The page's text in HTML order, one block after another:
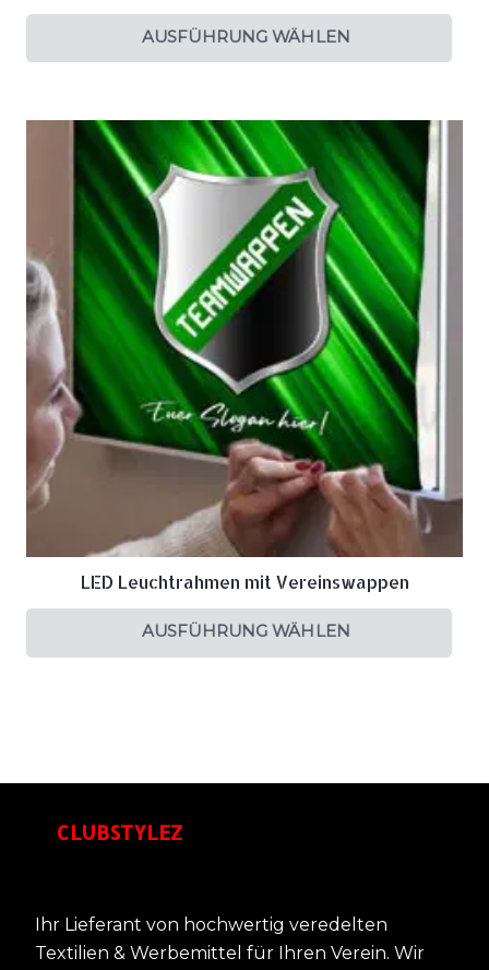
AUSFÜHRUNG WÄHLEN
LED Leuchtrahmen mit Vereinswappen
AUSFÜHRUNG WÄHLEN
CLUBSTYLEZ
Ihr Lieferant von hochwertig veredelten
Textilien & Werbemittel für Ihren Verein. Wir